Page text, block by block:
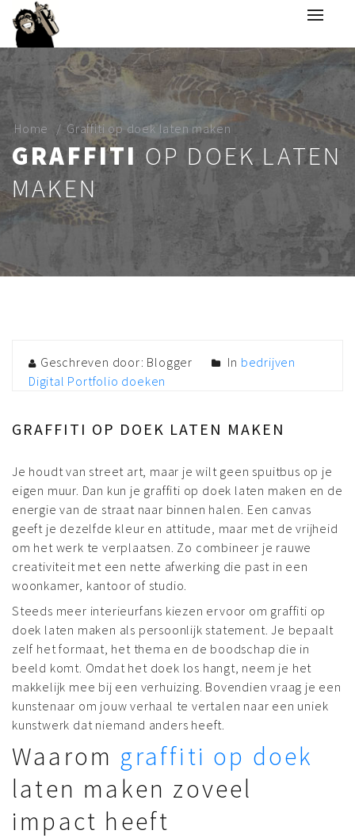
Home Graffiti op doek laten maken
GRAFFITI OP DOEK LATEN
MAKEN
Geschreven door: Blogger In bedrijven
Digital Portfolio doeken
GRAFFITI OP DOEK LATEN MAKEN
Je houdt van street art, maar je wilt geen spuitbus op je
eigen muur. Dan kun je graffiti op doek laten maken en de
energie van de straat naar binnen halen. Een canvas
geeft je dezelfde kleur en attitude, maar met de vrijheid
om het werk te verplaatsen. Zo combineer je rauwe
creativiteit met een nette afwerking die past in een
woonkamer, kantoor of studio.
Steeds meer interieurfans kiezen ervoor om graffiti op
doek laten maken als persoonlijk statement. Je bepaalt
zelf het formaat, het thema en de boodschap die in
beeld komt. Omdat het doek los hangt, neem je het
makkelijk mee bij een verhuizing. Bovendien vraag je een
kunstenaar om jouw verhaal te vertalen naar een uniek
kunstwerk dat niemand anders heeft.
Waarom graffiti op doek
laten maken zoveel
impact heeft